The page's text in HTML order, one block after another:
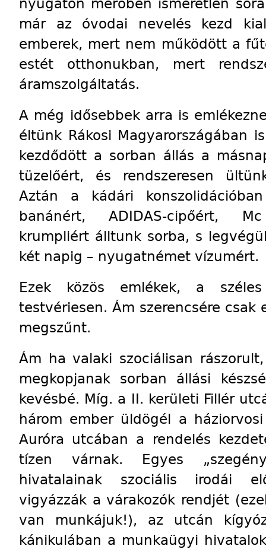
már az óvodai nevelés kezd
emberek, mert nem működött a
estét otthonukban, mert
áramszolgáltatás.
A még idősebbek arra is
éltünk Rákosi Magyarországában
kezdődött a sorban állás a
tüzelőért, és rendszeresen
Aztán a kádári
banánért, ADIDAS-cipőért,
krumpliért álltunk sorba, s
két napig – nyugatnémet vízumért.
Ezek közös emlékek, a
testvériesen. Ám szerencsére csak
megszűnt.
Ám ha valaki szociálisan
megkopjanak sorban állási
kevésbé. Míg. a II. kerületi Fillér
három ember üldögél a
Auróra utcában a rendelés
tízen várnak. Egyes
hivatalainak szociális irodái
vigyázzák a várakozók rendjét
van munkájuk!), az utcán
kánikulában a munkaügyi